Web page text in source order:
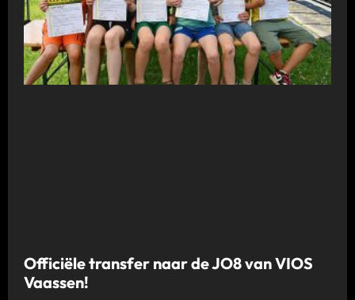
Officiële transfer naar de JO8 van VIOS
Vaassen!